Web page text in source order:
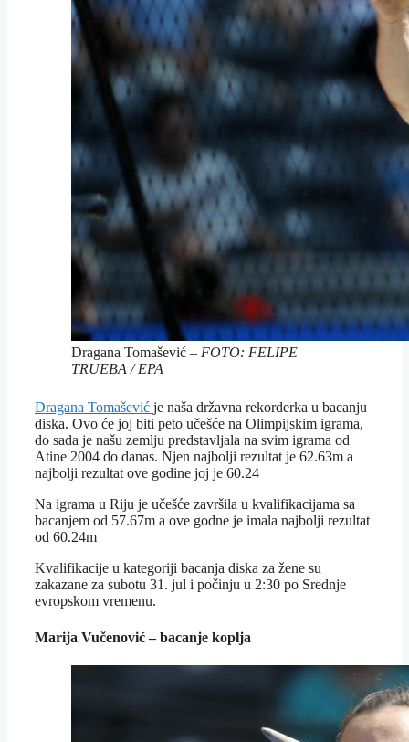
Dragana Tomašević – FOTO: FELIPE
TRUEBA / EPA
Dragana Tomašević je naša državna rekorderka u bacanju
diska. Ovo će joj biti peto učešće na Olimpijskim igrama,
do sada je našu zemlju predstavljala na svim igrama od
Atine 2004 do danas. Njen najbolji rezultat je 62.63m a
najbolji rezultat ove godine joj je 60.24
Na igrama u Riju je učešće završila u kvalifikacijama sa
bacanjem od 57.67m a ove godne je imala najbolji rezultat
od 60.24m
Kvalifikacije u kategoriji bacanja diska za žene su
zakazane za subotu 31. jul i počinju u 2:30 po Srednje
evropskom vremenu.
Marija Vučenović – bacanje koplja